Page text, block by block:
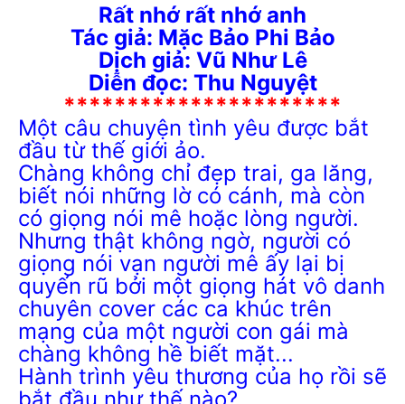
Rất nhớ rất nhớ anh
Tác giả: Mặc Bảo Phi Bảo
Dịch giả: Vũ Như Lê
Diễn đọc: Thu Nguyệt
**********************
Một câu chuyện tình yêu được bắt
đầu từ thế giới ảo.
Chàng không chỉ đẹp trai, ga lăng,
biết nói những lờ có cánh, mà còn
có giọng nói mê hoặc lòng người.
Nhưng thật không ngờ, người có
giọng nói vạn người mê ấy lại bị
quyến rũ bởi một giọng hát vô danh
chuyên cover các ca khúc trên
mạng của một người con gái mà
chàng không hề biết mặt...
Hành trình yêu thương của họ rồi sẽ
bắt đầu như thế nào?